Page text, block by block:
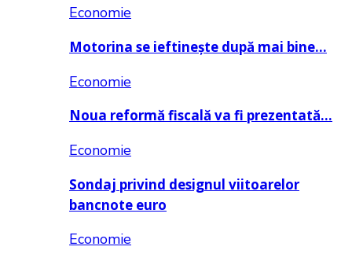
Economie
Motorina se ieftinește după mai bine…
Economie
Noua reformă fiscală va fi prezentată…
Economie
Sondaj privind designul viitoarelor
bancnote euro
Economie